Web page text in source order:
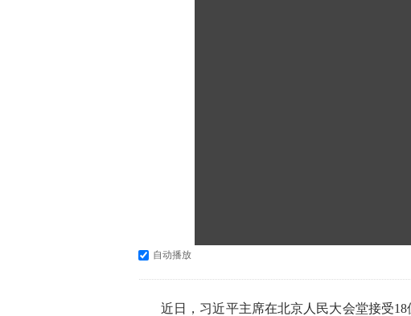
自动播放
近日，习近平主席在北京人民大会堂接受